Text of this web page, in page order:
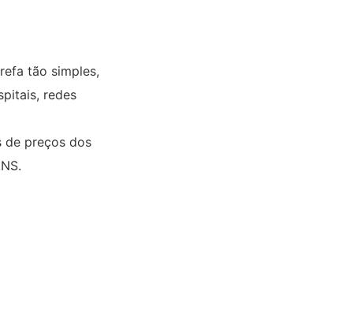
tão simples,
redes
de preços dos